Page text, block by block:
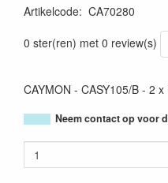
Artikelcode: CA70280
0 ster(ren) met 0 review(s)
CAYMON - CASY105/B - 2
Neem contact op voor